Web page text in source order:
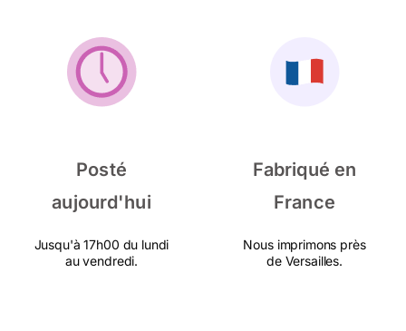
Posté
aujourd'hui
Jusqu'à 17h00 du lundi
au vendredi.
Fabriqué en
France
Nous imprimons près
de Versailles.